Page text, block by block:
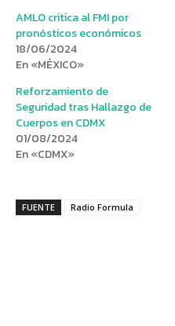
AMLO critica al FMI por
pronósticos económicos
18/06/2024
En «MÉXICO»
Reforzamiento de
Seguridad tras Hallazgo de
Cuerpos en CDMX
01/08/2024
En «CDMX»
FUENTE Radio Formula